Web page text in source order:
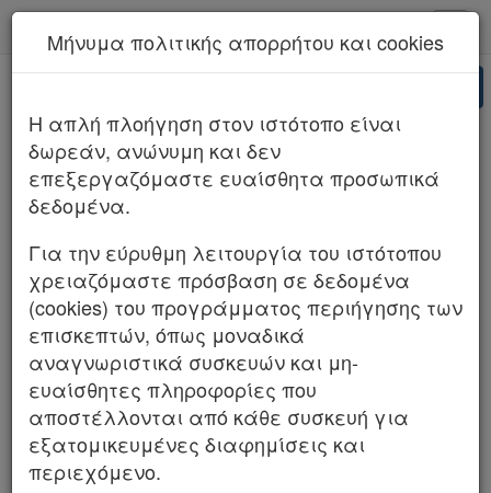
Νέα υπηρεσία Kodiko Assistant.Περισσότερα
ΣΤΕ 2252/2025 (ΤΜΗΜΑ Β)
Β.Κ.
Μήνυμα πολιτικής απορρήτου και cookies
H απλή πλοήγηση στον ιστότοπο είναι
δωρεάν, ανώνυμη και δεν
επεξεργαζόμαστε ευαίσθητα προσωπικά
δεδομένα.
Για την εύρυθμη λειτουργία του ιστότοπου
χρειαζόμαστε πρόσβαση σε δεδομένα
(cookies) του προγράμματος περιήγησης των
επισκεπτών, όπως μοναδικά
αναγνωριστικά συσκευών και μη-
ευαίσθητες πληροφορίες που
αποστέλλονται από κάθε συσκευή για
εξατομικευμένες διαφημίσεις και
περιεχόμενο.